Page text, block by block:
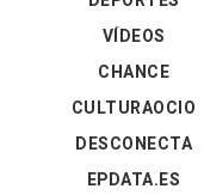
VÍDEOS
CHANCE
CULTURAOCIO
DESCONECTA
EPDATA.ES